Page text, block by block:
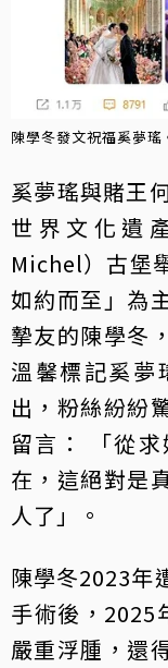
陳學冬發文祝福奚夢
奚夢瑤與賭王
世界文化遺
Michel）古堡
如約而至」為
摯友的陳學冬
溫馨標記奚夢
出，粉絲紛紛
留言： 「從
在，這絕對是
人了」。
陳學冬2023年
手術後，2025
嚴重浮腫，還